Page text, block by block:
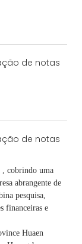
, cobrindo uma
abrangente de
pesquisa,
financeiras e
Huaen